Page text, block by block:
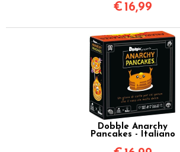
€ 16,99
Dobble Anarchy
Pancakes - Italiano